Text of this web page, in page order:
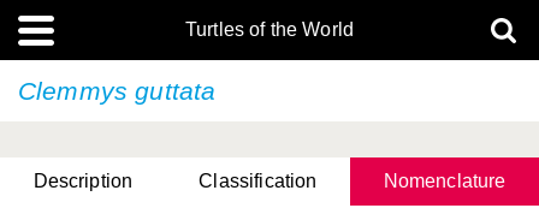
Turtles of the World
Clemmys guttata
Description Classification Nomenclature